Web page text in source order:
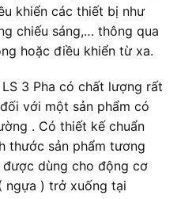
khiển các thiết bị như
chiếu sáng,… thông qua
hoặc điều khiển từ xa.
3 Pha có chất lượng rất
với một sản phẩm có
. Có thiết kế chuẩn
thước sản phẩm tương
dùng cho động cơ
ngựa ) trở xuống tại